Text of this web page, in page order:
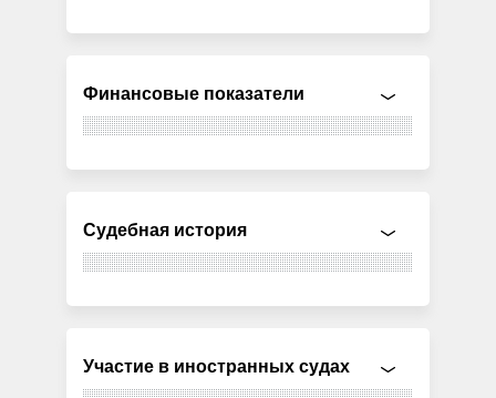
Финансовые показатели
Судебная история
Участие в иностранных судах